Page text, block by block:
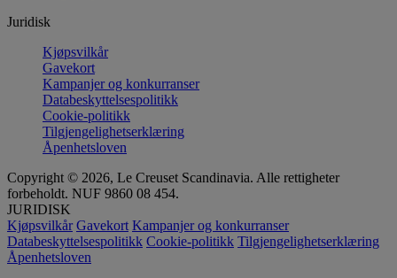
Juridisk
Kjøpsvilkår
Gavekort
Kampanjer og konkurranser
Databeskyttelsespolitikk
Cookie-politikk
Tilgjengelighetserklæring
Åpenhetsloven
Copyright © 2026, Le Creuset Scandinavia. Alle rettigheter
forbeholdt. NUF 9860 08 454.
JURIDISK
Kjøpsvilkår Gavekort Kampanjer og konkurranser
Databeskyttelsespolitikk Cookie-politikk Tilgjengelighetserklæring
Åpenhetsloven